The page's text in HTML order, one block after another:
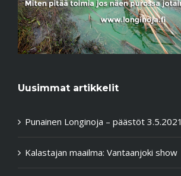
Uusimmat artikkelit
Punainen Longinoja – päästöt 3.5.2021
Kalastajan maailma: Vantaanjoki show